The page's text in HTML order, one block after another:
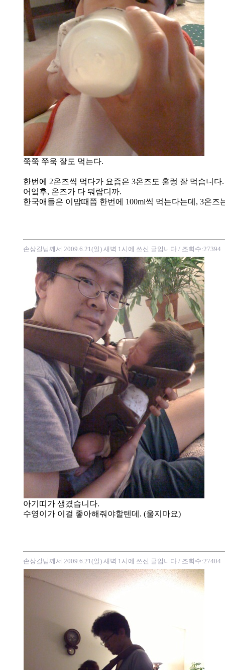
쭉쭉 쭈욱 잘도 먹는다.
한번에 2온즈씩 먹다가 요즘은 3온즈도 훌렁 잘 먹습니다.
어잌후, 온즈가 다 뭐랍디까.
한국애들은 이맘때쯤 한번에 100ml씩 먹는다는데, 3온즈
손상길님께서 2009.6.21(일) 새벽 1시에 쓰신 글입니다 / 조회수:27394
아기띠가 생겼습니다.
수영이가 이걸 좋아해줘야할텐데. (울지마요)
손상길님께서 2009.6.21(일) 새벽 1시에 쓰신 글입니다 / 조회수:27404